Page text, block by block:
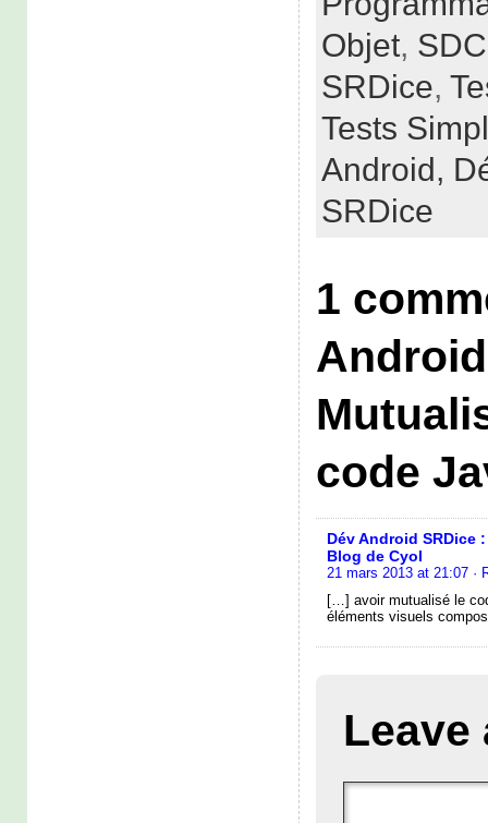
Objet,
SRDice,
Tests
Android,
SRDice
1
code
Dév Android SRDice
Blog de Cyol
21 mars 2013 at 21:07 ·
[…] avoir mutualisé le
éléments visuels
Leave